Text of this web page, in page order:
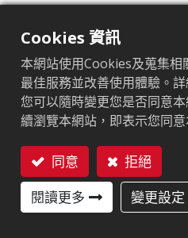
操作溫度與溼度 :
-20°C
General Purpose I/O:3
Cookies 資訊
本網站使用Cookies及蒐集
最佳服務並改善使用體驗。
您可以隨時變更您是否同意
續瀏覽本網站，即表示您同
同意
拒絕
閱讀更多
變更設定